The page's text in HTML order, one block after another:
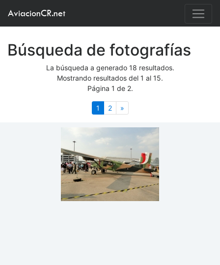
AviacionCR.net
Búsqueda de fotografías
La búsqueda a generado 18 resultados.
Mostrando resultados del 1 al 15.
Página 1 de 2.
1 (actual)
2 »Siguiente